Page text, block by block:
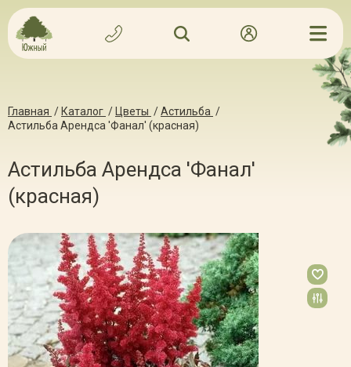
Главная / Каталог / Цветы /Астильба /
Астильба Арендса 'Фанал' (красная)
Астильба Арендса 'Фанал'
(красная)